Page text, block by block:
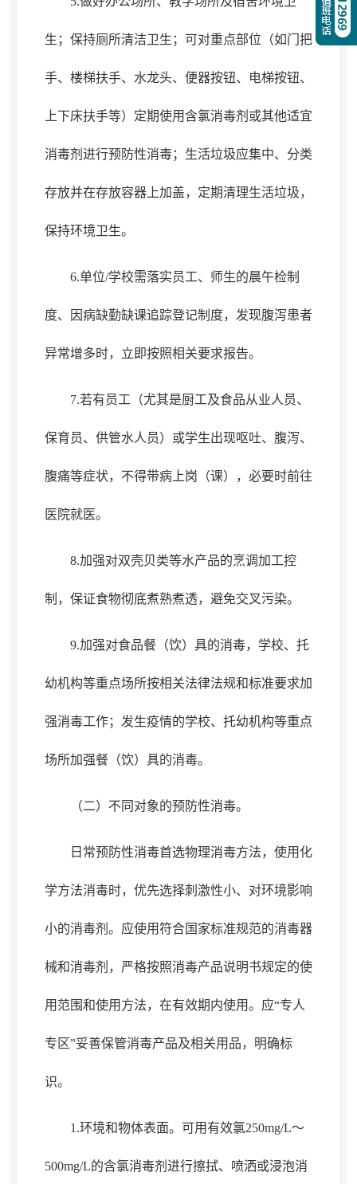
生 ； 保持厕所清洁卫生；可对重点部位（如门把
手、楼梯扶手、水龙头、便器按钮、电梯按钮、
上下床扶手等）定期使用含氯消毒剂或其他适宜
消毒剂进行预防性消毒； 生活垃圾应集中、分类
存放并在存放容器上加盖，定期清理生活垃圾，
保持环境卫生。
6.单位/学校需落实员工、师生的晨午检制
度、因病缺勤缺课追踪登记制度， 发现腹泻患者
异常增多时，立即按照相关要求报告。
7.若有员工（尤其是厨工及食品从业人员、
保育员、供管水人员）或学生出现呕吐、腹泻、
腹痛等症状， 不得带病上岗（课），必要时前往
医院就医。
8.加强对双壳贝类等水产品的烹调加工控
制 ， 保证食物彻底煮熟煮透，避免交叉污染。
9.加强对食品餐（饮）具的消毒， 学校、托
幼机构等重点场所按相关法律法规和标准要求加
强消毒工作；发生疫情的学校、托幼机构等重点
场所加强餐（饮）具的消毒。
（二）不同对象的预防性消毒。
日常预防性消毒首选物理消毒方法， 使用化
学方法消毒时，优先选择刺激性小、对环境影响
小的消毒剂 。 应使用符合国家标准规范的消毒器
械和消毒剂，严格按照消毒产品说明书规定的使
用范围和使用方法， 在有效期内使用。应“专人
专区”妥善保管消毒产品及相关用品， 明确标
识。
1.环境和物体表面。 可用有效氯250mg/L～
500mg/L的含氯消毒剂进行擦拭、喷洒或浸泡消